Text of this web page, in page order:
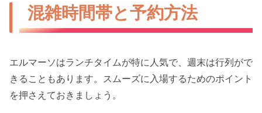
混雑時間帯と予約方法
エルマーソはランチタイムが特に人気で、週末は行列がで
きることもあります。スムーズに入場するためのポイント
を押さえておきましょう。